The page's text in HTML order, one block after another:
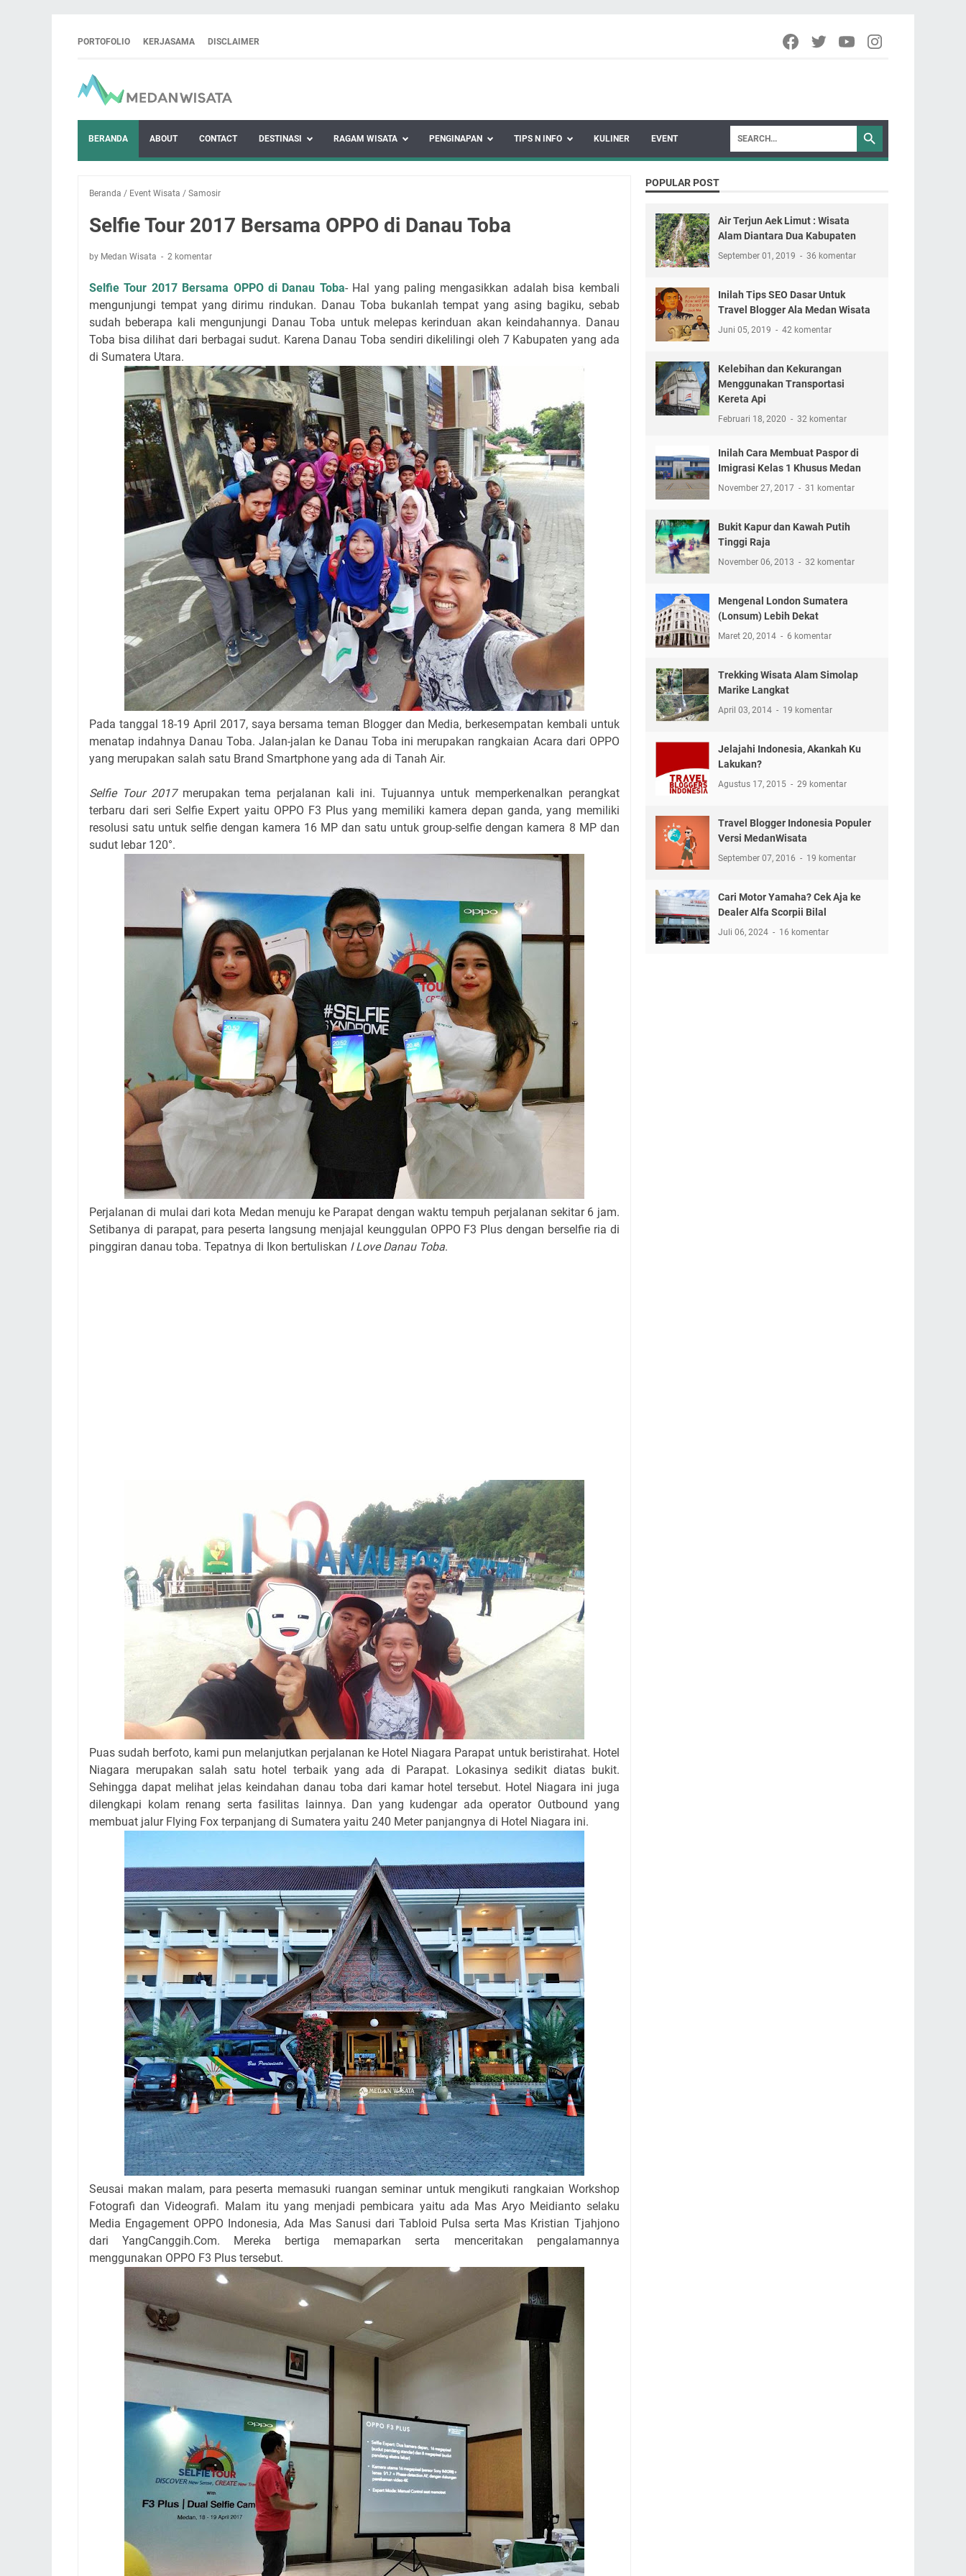
PORTOFOLIO KERJASAMA DISCLAIMER
BERANDA ABOUT CONTACT DESTINASI RAGAM WISATA PENGINAPAN TIPS N INFO KULINER EVENT
Beranda / Event Wisata / Samosir
Selfie Tour 2017 Bersama OPPO di Danau Toba
by Medan Wisata 2 komentar
Selfie Tour 2017 Bersama OPPO di Danau Toba- Hal yang paling mengasikkan adalah bisa kembali
mengunjungi tempat yang dirimu rindukan. Danau Toba bukanlah tempat yang asing bagiku, sebab
sudah beberapa kali mengunjungi Danau Toba untuk melepas kerinduan akan keindahannya. Danau
Toba bisa dilihat dari berbagai sudut. Karena Danau Toba sendiri dikelilingi oleh 7 Kabupaten yang ada
di Sumatera Utara.
Pada tanggal 18-19 April 2017, saya bersama teman Blogger dan Media, berkesempatan kembali untuk
menatap indahnya Danau Toba. Jalan-jalan ke Danau Toba ini merupakan rangkaian Acara dari OPPO
yang merupakan salah satu Brand Smartphone yang ada di Tanah Air.
Selfie Tour 2017merupakan tema perjalanan kali ini. Tujuannya untuk memperkenalkan perangkat
terbaru dari seri Selfie Expert yaitu OPPO F3 Plus yang memiliki kamera depan ganda, yang memiliki
resolusi satu untuk selfie dengan kamera 16 MP dan satu untuk group-selfie dengan kamera 8 MP dan
sudut lebar 120°.
Perjalanan di mulai dari kota Medan menuju ke Parapat dengan waktu tempuh perjalanan sekitar 6 jam.
Setibanya di parapat, para peserta langsung menjajal keunggulan OPPO F3 Plus dengan berselfie ria di
pinggiran danau toba. Tepatnya di Ikon bertuliskan I Love Danau Toba.
Puas sudah berfoto, kami pun melanjutkan perjalanan ke Hotel Niagara Parapat untuk beristirahat. Hotel
Niagara merupakan salah satu hotel terbaik yang ada di Parapat. Lokasinya sedikit diatas bukit.
Sehingga dapat melihat jelas keindahan danau toba dari kamar hotel tersebut. Hotel Niagara ini juga
dilengkapi kolam renang serta fasilitas lainnya. Dan yang kudengar ada operator Outbound yang
membuat jalur Flying Fox terpanjang di Sumatera yaitu 240 Meter panjangnya di Hotel Niagara ini.
Seusai makan malam, para peserta memasuki ruangan seminar untuk mengikuti rangkaian Workshop
Fotografi dan Videografi. Malam itu yang menjadi pembicara yaitu ada Mas Aryo Meidianto selaku
Media Engagement OPPO Indonesia, Ada Mas Sanusi dari Tabloid Pulsa serta Mas Kristian Tjahjono
dari YangCanggih.Com. Mereka bertiga memaparkan serta menceritakan pengalamannya
menggunakan OPPO F3 Plus tersebut.
POPULAR POST
Air Terjun Aek Limut : Wisata
Alam Diantara Dua Kabupaten
September 01, 2019 36 komentar
Inilah Tips SEO Dasar Untuk
Travel Blogger Ala Medan Wisata
Juni 05, 2019 42 komentar
Kelebihan dan Kekurangan
Menggunakan Transportasi
Kereta Api
Februari 18, 2020 32 komentar
Inilah Cara Membuat Paspor di
Imigrasi Kelas 1 Khusus Medan
November 27, 2017 31 komentar
Bukit Kapur dan Kawah Putih
Tinggi Raja
November 06, 2013 32 komentar
Mengenal London Sumatera
(Lonsum) Lebih Dekat
Maret 20, 2014 6 komentar
Trekking Wisata Alam Simolap
Marike Langkat
April 03, 2014 19 komentar
Jelajahi Indonesia, Akankah Ku
Lakukan?
Agustus 17, 2015 29 komentar
Travel Blogger Indonesia Populer
Versi MedanWisata
September 07, 2016 19 komentar
Cari Motor Yamaha? Cek Aja ke
Dealer Alfa Scorpii Bilal
Juli 06, 2024 16 komentar